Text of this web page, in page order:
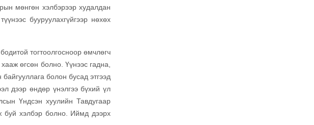
мөнгөн хэлбэрээр худалдан
бууруулахгүйгээр нөхөх
тогтоолгосноор өмчлөгч
өгсөн болно. Үүнээс гадна,
болон бусад этгээд
дээр өндөр үнэлгээ бүхий үл
Үндсэн хуулийн Тавдугаар
буй хэлбэр болно. Иймд дээрх